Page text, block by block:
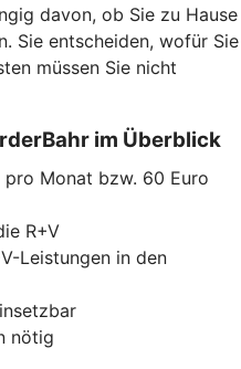
davon, ob Sie zu Hause
Sie entscheiden, wofür Sie
müssen Sie nicht
im Überblick
Monat bzw. 60 Euro
R+V
Leistungen in den
nötig